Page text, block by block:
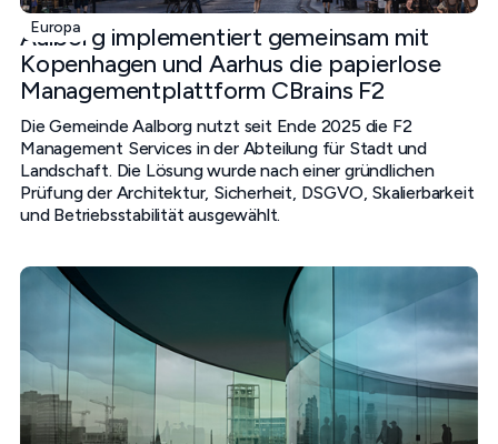
Europa
Aalborg implementiert gemeinsam mit
Kopenhagen und Aarhus die papierlose
Managementplattform CBrains F2
Die Gemeinde Aalborg nutzt seit Ende 2025 die F2
Management Services in der Abteilung für Stadt und
Landschaft. Die Lösung wurde nach einer gründlichen
Prüfung der Architektur, Sicherheit, DSGVO, Skalierbarkeit
und Betriebsstabilität ausgewählt.